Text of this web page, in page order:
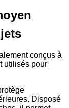
conçus à
utilisés pour
Disposé